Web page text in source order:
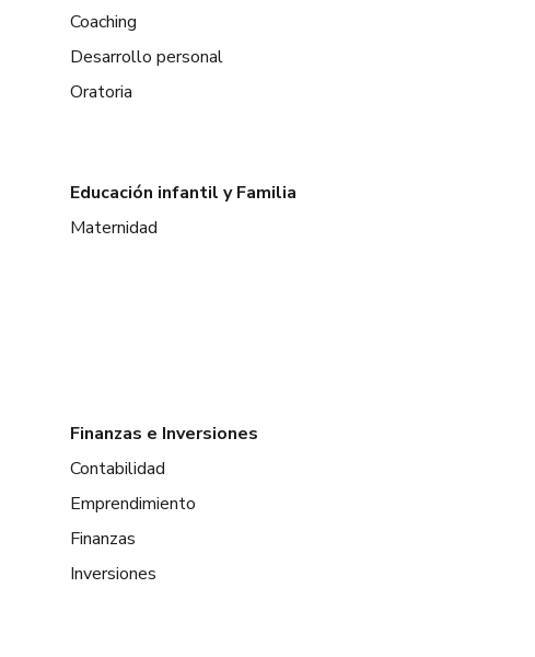
Coaching
Desarrollo personal
Oratoria
Educación infantil y Familia
Maternidad
Finanzas e Inversiones
Contabilidad
Emprendimiento
Finanzas
Inversiones